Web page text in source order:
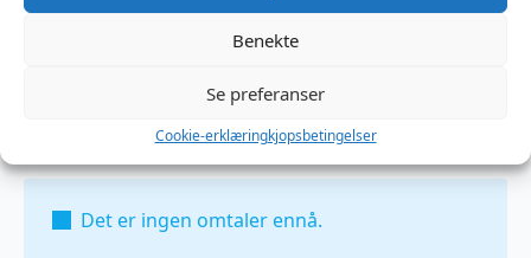
Benekte
Se preferanser
Cookie-erklæringkjopsbetingelser
Det er ingen omtaler ennå.